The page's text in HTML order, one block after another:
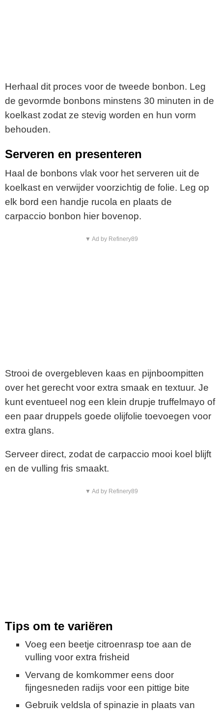
Herhaal dit proces voor de tweede bonbon. Leg
de gevormde bonbons minstens 30 minuten in de
koelkast zodat ze stevig worden en hun vorm
behouden.
Serveren en presenteren
Haal de bonbons vlak voor het serveren uit de
koelkast en verwijder voorzichtig de folie. Leg op
elk bord een handje rucola en plaats de
carpaccio bonbon hier bovenop.
▼ Ad by Refinery89
Strooi de overgebleven kaas en pijnboompitten
over het gerecht voor extra smaak en textuur. Je
kunt eventueel nog een klein drupje truffelmayo of
een paar druppels goede olijfolie toevoegen voor
extra glans.
Serveer direct, zodat de carpaccio mooi koel blijft
en de vulling fris smaakt.
▼ Ad by Refinery89
Tips om te variëren
Voeg een beetje citroenrasp toe aan de
vulling voor extra frisheid
Vervang de komkommer eens door
fijngesneden radijs voor een pittige bite
Gebruik veldsla of spinazie in plaats van